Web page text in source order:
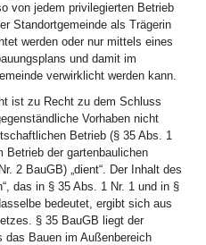
von jedem privilegierten Betrieb
Standortgemeinde als Trägerin
werden oder nur mittels eines
und damit im
verwirklicht werden kann.
ist zu Recht zu dem Schluss
Vorhaben nicht
Betrieb (§ 35 Abs. 1
Betrieb der gartenbaulichen
2 BauGB) „dient“. Der Inhalt des
das in § 35 Abs. 1 Nr. 1 und in §
bedeutet, ergibt sich aus
§ 35 BauGB liegt der
das Bauen im Außenbereich